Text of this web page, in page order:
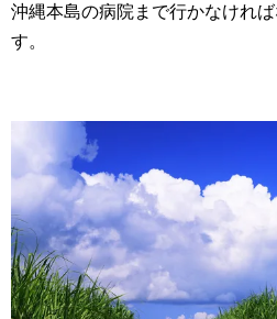
沖縄本島の病院まで行かなけれ
す。